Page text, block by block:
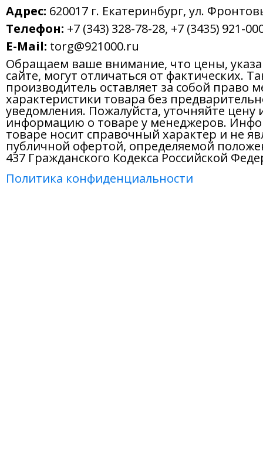
Адрес: 620017 г. Екатеринбург, ул.
Телефон: +7 (343) 328-78-28, +7 (3435) 921-
E-Mail: torg@921000.ru
Обращаем ваше внимание, что цены,
сайте, могут отличаться от фактических.
производитель оставляет за собой право
характеристики товара без
уведомления. Пожалуйста, уточняйте цену
информацию о товаре у менеджеров.
товаре носит справочный характер и не
публичной офертой, определяемой
437 Гражданского Кодекса Российской
Политика конфиденциальности